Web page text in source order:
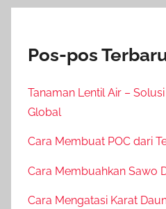
Pos-pos
Tanaman Lentil Air –
Global
Cara Membuat POC dari
Cara Membuahkan Sawo
Cara Mengatasi Karat